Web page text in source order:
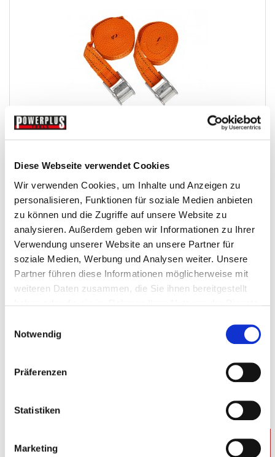
Diese Webseite verwendet Cookies
Wir verwenden Cookies, um Inhalte und Anzeigen zu
personalisieren, Funktionen für soziale Medien anbieten
zu können und die Zugriffe auf unsere Website zu
analysieren. Außerdem geben wir Informationen zu Ihrer
Verwendung unserer Website an unsere Partner für
soziale Medien, Werbung und Analysen weiter. Unsere
Partner führen diese Informationen möglicherweise mit
weiteren Daten zusammen, die Sie ihnen bereitgestellt
Notwendig
Präferenzen
Statistiken
Marketing
Zwei Spanngurte 250 x 2,5 cm - 100 kg. - mit...
Spanngurte2
€ 3,95
Gewicht: 0.132 kg
Inkl. MwSt. zzgl.Versandkosten
Auf Lager
Mehr In den Warenkorb
-€ 1,-